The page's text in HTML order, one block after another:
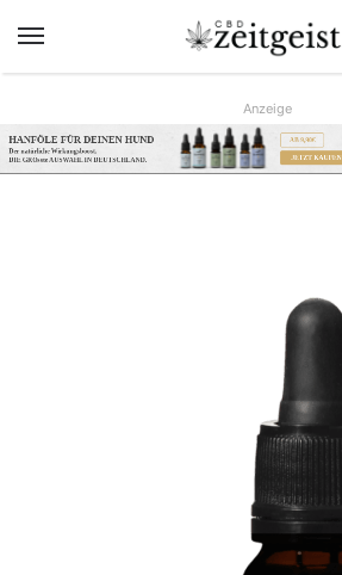
Menü
Anzeige
AB 9,90€
JETZT KAUFEN
www.hunreys.de